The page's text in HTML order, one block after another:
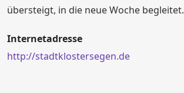
übersteigt, in die neue Woche begleitet.
Internetadresse
http://stadtklostersegen.de